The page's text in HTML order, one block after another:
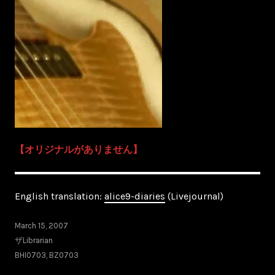
【オリジナルがありません】
English translation: alice9-diaries (Livejournal)
March 15, 2007
ザLibrarian
BHI0703, BZ0703